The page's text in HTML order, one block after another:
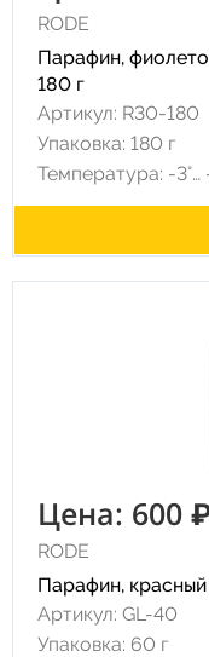
RODE
Парафин,
180 г
Артикул: R30-180
Упаковка: 180 г
Температура: -3°…
Цена: 600
RODE
Парафин,
Артикул: GL-40
Упаковка: 60 г